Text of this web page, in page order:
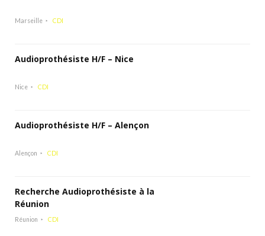
Marseille CDI
Audioprothésiste H/F – Nice
Nice CDI
Audioprothésiste H/F – Alençon
Alençon CDI
Recherche Audioprothésiste à la
Réunion
Réunion CDI